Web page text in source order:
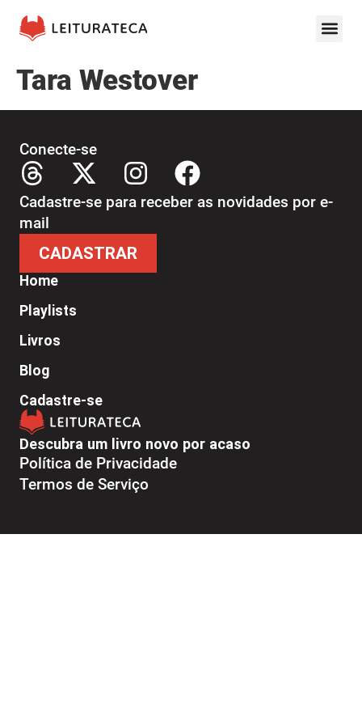
Tara Westover
Descubra um livro novo por acaso
Política de Privacidade
Termos de Serviço
Home
Playlists
Livros
Blog
Cadastre-se
Conecte-se
Cadastre-se para receber as novidades por e-
mail
CADASTRAR